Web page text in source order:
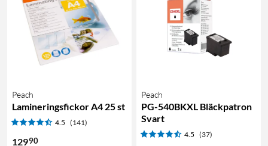
Peach
Lamineringsfickor A4 25 st
4.5 (141)
12990
Peach
PG-540BKXL Bläckpatron
Svart
4.5 (37)